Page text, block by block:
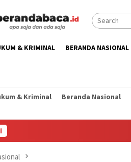
& KRIMINAL BERANDA NASIONAL
& Kriminal Beranda Nasional